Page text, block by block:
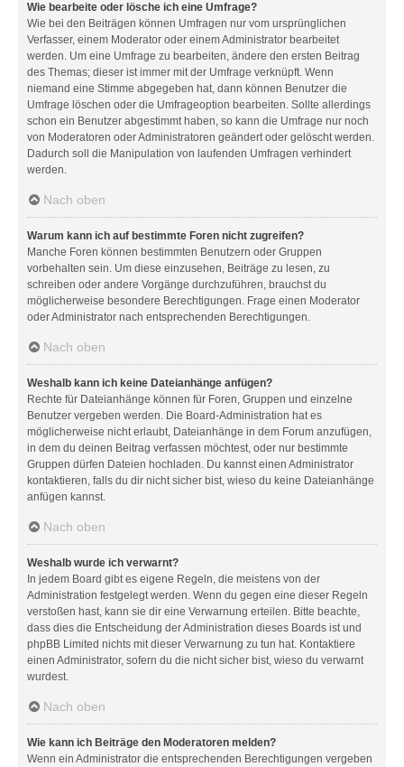
Wie bearbeite oder lösche ich eine Umfrage?
Wie bei den Beiträgen können Umfragen nur vom ursprünglichen
Verfasser, einem Moderator oder einem Administrator bearbeitet
werden. Um eine Umfrage zu bearbeiten, ändere den ersten Beitrag
des Themas; dieser ist immer mit der Umfrage verknüpft. Wenn
niemand eine Stimme abgegeben hat, dann können Benutzer die
Umfrage löschen oder die Umfrageoption bearbeiten. Sollte allerdings
schon ein Benutzer abgestimmt haben, so kann die Umfrage nur noch
von Moderatoren oder Administratoren geändert oder gelöscht werden.
Dadurch soll die Manipulation von laufenden Umfragen verhindert
werden.
Nach oben
Warum kann ich auf bestimmte Foren nicht zugreifen?
Manche Foren können bestimmten Benutzern oder Gruppen
vorbehalten sein. Um diese einzusehen, Beiträge zu lesen, zu
schreiben oder andere Vorgänge durchzuführen, brauchst du
möglicherweise besondere Berechtigungen. Frage einen Moderator
oder Administrator nach entsprechenden Berechtigungen.
Nach oben
Weshalb kann ich keine Dateianhänge anfügen?
Rechte für Dateianhänge können für Foren, Gruppen und einzelne
Benutzer vergeben werden. Die Board-Administration hat es
möglicherweise nicht erlaubt, Dateianhänge in dem Forum anzufügen,
in dem du deinen Beitrag verfassen möchtest, oder nur bestimmte
Gruppen dürfen Dateien hochladen. Du kannst einen Administrator
kontaktieren, falls du dir nicht sicher bist, wieso du keine Dateianhänge
anfügen kannst.
Nach oben
Weshalb wurde ich verwarnt?
In jedem Board gibt es eigene Regeln, die meistens von der
Administration festgelegt werden. Wenn du gegen eine dieser Regeln
verstoßen hast, kann sie dir eine Verwarnung erteilen. Bitte beachte,
dass dies die Entscheidung der Administration dieses Boards ist und
phpBB Limited nichts mit dieser Verwarnung zu tun hat. Kontaktiere
einen Administrator, sofern du die nicht sicher bist, wieso du verwarnt
wurdest.
Nach oben
Wie kann ich Beiträge den Moderatoren melden?
Wenn ein Administrator die entsprechenden Berechtigungen vergeben